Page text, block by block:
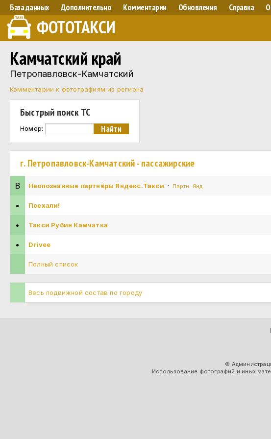
База данных Дополнительно Комментарии Обновления Справка
ФОТОТАКСИ
Камчатский край
Петропавловск-Камчатский
Комментарии к фотографиям из региона
Быстрый поиск ТС
Номер:
г. Петропавловск-Камчатский - пассажирские
В Неопознанные партнёры Яндекс.Такси · Партн. Янд.
• Поехали!
• Такси Рубин Камчатка
• Drivee
Полный список
Весь подвижной состав по городу
©
Использование фотографий и иных